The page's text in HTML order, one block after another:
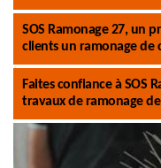
SOS Ramonage 27, un
clients un ramonage de
Faites confiance à SOS
travaux de ramonage